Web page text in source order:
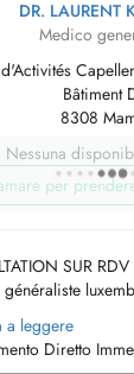
DR. LAURENT
Medico
Bâtiment
8308
Nessuna
per
SUR
Médical
Médecine de
appelez le 28
a leggere
Diretto